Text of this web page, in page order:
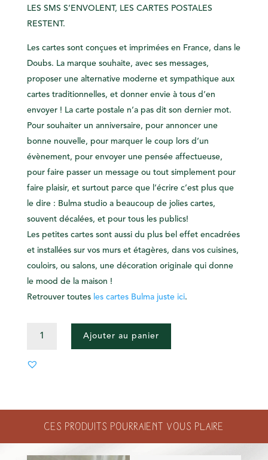
LES SMS S’ENVOLENT, LES CARTES POSTALES
RESTENT.
Les cartes sont conçues et imprimées en France, dans le
Doubs. La marque souhaite, avec ses messages,
proposer une alternative moderne et sympathique aux
cartes traditionnelles, et donner envie à tous d’en
envoyer ! La carte postale n’a pas dit son dernier mot.
Pour souhaiter un anniversaire, pour annoncer une
bonne nouvelle, pour marquer le coup lors d’un
évènement, pour envoyer une pensée affectueuse,
pour faire passer un message ou tout simplement pour
faire plaisir, et surtout parce que l’écrire c’est plus que
le dire : Bulma studio a beaucoup de jolies cartes,
souvent décalées, et pour tous les publics!
Les petites cartes sont aussi du plus bel effet encadrées
et installées sur vos murs et étagères, dans vos cuisines,
couloirs, ou salons, une décoration originale qui donne
le mood de la maison !
Retrouver toutes les cartes Bulma juste ici.
AIMER
Ajouter au panier
Ces produits pourraient vous plaire